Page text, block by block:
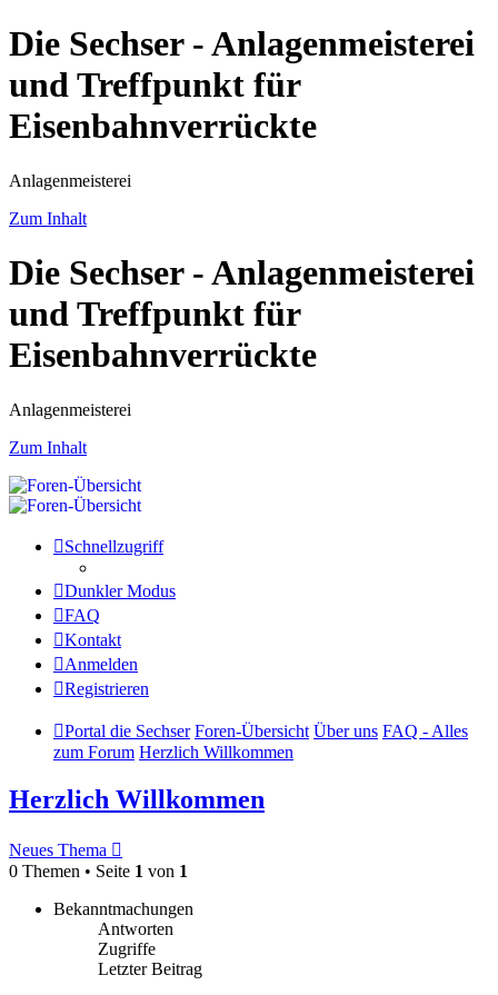
Die Sechser - Anlagenmeisterei
und Treffpunkt für
Eisenbahnverrückte
Anlagenmeisterei
Zum Inhalt
Die Sechser - Anlagenmeisterei
und Treffpunkt für
Eisenbahnverrückte
Anlagenmeisterei
Zum Inhalt
Schnellzugriff
Dunkler Modus
FAQ
Kontakt
Anmelden
Registrieren
Portal die Sechser Foren-Übersicht Über uns FAQ - Alles
zum Forum Herzlich Willkommen
Herzlich Willkommen
Neues Thema
0 Themen • Seite 1 von 1
Bekanntmachungen
Antworten
Zugriffe
Letzter Beitrag